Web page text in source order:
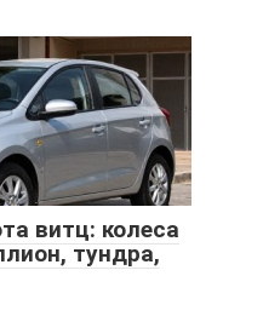
витц: колеса
тундра,